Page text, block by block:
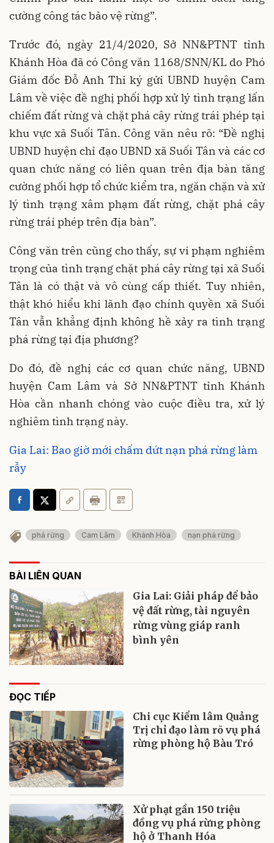
cường công tác bảo vệ rừng”.
Trước đó, ngày 21/4/2020, Sở NN&PTNT tỉnh
Khánh Hòa đã có Công văn 1168/SNN/KL do Phó
Giám đốc Đỗ Anh Thi ký gửi UBND huyện Cam
Lâm về việc đề nghị phối hợp xử lý tình trạng lấn
chiếm đất rừng và chặt phá cây rừng trái phép tại
khu vực xã Suối Tân. Công văn nêu rõ: “Đề nghị
UBND huyện chỉ đạo UBND xã Suối Tân và các cơ
quan chức năng có liên quan trên địa bàn tăng
cường phối hợp tổ chức kiểm tra, ngăn chặn và xử
lý tình trạng xâm phạm đất rừng, chặt phá cây
rừng trái phép trên địa bàn”.
Công văn trên cũng cho thấy, sự vi phạm nghiêm
trọng của tình trạng chặt phá cây rừng tại xã Suối
Tân là có thật và vô cùng cấp thiết. Tuy nhiên,
thật khó hiểu khi lãnh đạo chính quyền xã Suối
Tân vẫn khẳng định không hề xảy ra tình trạng
phá rừng tại địa phương?
Do đó, đề nghị các cơ quan chức năng, UBND
huyện Cam Lâm và Sở NN&PTNT tỉnh Khánh
Hòa cần nhanh chóng vào cuộc điều tra, xử lý
nghiêm tình trạng này.
Gia Lai: Bao giờ mới chấm dứt nạn phá rừng làm
rẫy
phá rừng Cam Lâm Khánh Hòa nạn phá rừng
BÀI LIÊN QUAN
Gia Lai: Giải pháp để bảo
vệ đất rừng, tài nguyên
rừng vùng giáp ranh
bình yên
ĐỌC TIẾP
Chi cục Kiểm lâm Quảng
Trị chỉ đạo làm rõ vụ phá
rừng phòng hộ Bàu Tró
Xử phạt gần 150 triệu
đồng vụ phá rừng phòng
hộ ở Thanh Hóa